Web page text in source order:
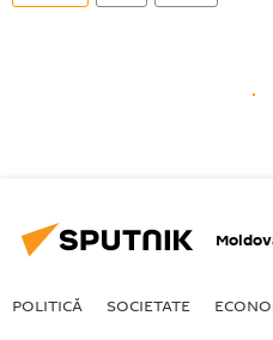
POLITICĂ SOCIETATE